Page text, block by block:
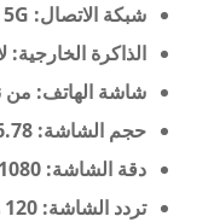
شبكة الاتصال:5G
الذاكرة الخارجية:
شاشة الهاتف: من
حجم الشاشة: 6.78 انش
دقة الشاشة: 1080×2436 بيكسل وبجودة +FHD
تردد الشاشة: 120 هيرتز